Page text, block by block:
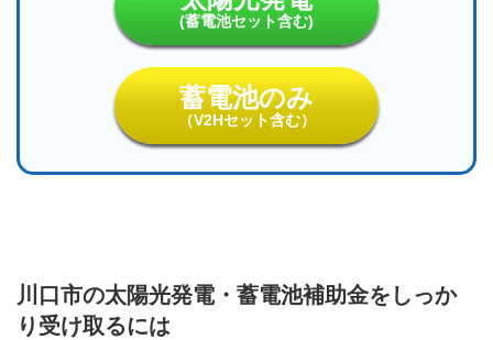
(蓄電池セット含む)
蓄電池のみ
（V2Hセット含む）
川口市の太陽光発電・蓄電池補助金をしっか
り受け取るには